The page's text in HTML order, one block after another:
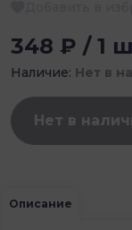
348 ₽ / 1
Наличие: Нет в
Нет в
Описание